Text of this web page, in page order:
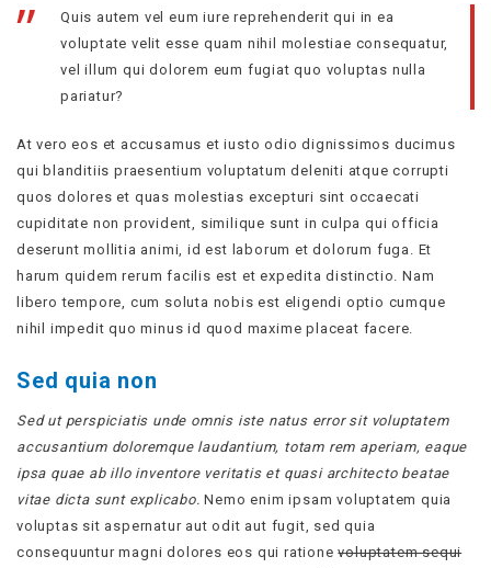
Quis autem vel eum iure reprehenderit qui in ea
voluptate velit esse quam nihil molestiae consequatur,
vel illum qui dolorem eum fugiat quo voluptas nulla
pariatur?
At vero eos et accusamus et iusto odio dignissimos ducimus
qui blanditiis praesentium voluptatum deleniti atque corrupti
quos dolores et quas molestias excepturi sint occaecati
cupiditate non provident, similique sunt in culpa qui officia
deserunt mollitia animi, id est laborum et dolorum fuga. Et
harum quidem rerum facilis est et expedita distinctio. Nam
libero tempore, cum soluta nobis est eligendi optio cumque
nihil impedit quo minus id quod maxime placeat facere.
Sed quia non
Sed ut perspiciatis unde omnis iste natus error sit voluptatem
accusantium doloremque laudantium, totam rem aperiam, eaque
ipsa quae ab illo inventore veritatis et quasi architecto beatae
vitae dicta sunt explicabo. Nemo enim ipsam voluptatem quia
voluptas sit aspernatur aut odit aut fugit, sed quia
consequuntur magni dolores eos qui rationevoluptatem sequi